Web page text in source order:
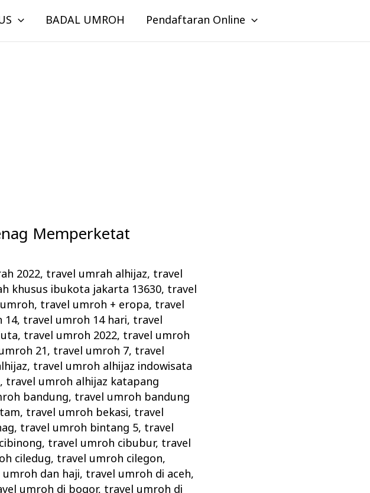
BADAL UMROH Pendaftaran Online
Memperketat
2022, travel umrah alhijaz, travel
khusus ibukota jakarta 13630, travel
, travel umroh + eropa, travel
14, travel umroh 14 hari, travel
, travel umroh 2022, travel umroh
21, travel umroh 7, travel
, travel umroh alhijaz indowisata
, travel umroh alhijaz katapang
bandung, travel umroh bandung
, travel umroh bekasi, travel
, travel umroh bintang 5, travel
, travel umroh cibubur, travel
ciledug, travel umroh cilegon,
dan haji, travel umroh di aceh,